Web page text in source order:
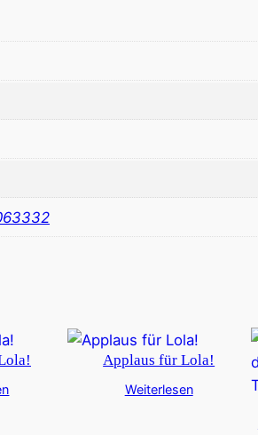
Applaus für Lola!
Weiterlesen